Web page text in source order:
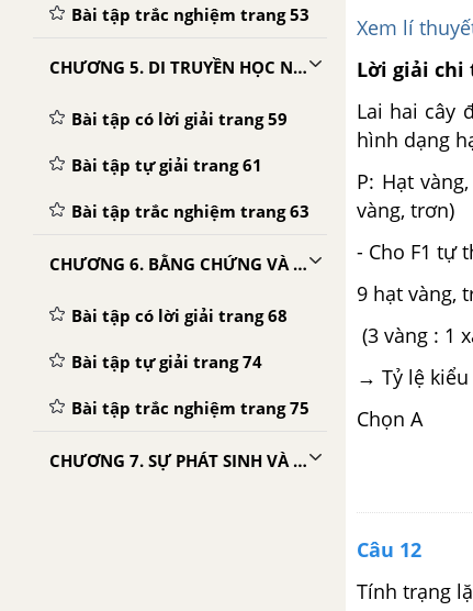
Bài tập trắc nghiệm trang 53
CHƯƠNG 5. DI TRUYỀN HỌC NGƯỜI
Bài tập có lời giải trang 59
Bài tập tự giải trang 61
Bài tập trắc nghiệm trang 63
CHƯƠNG 6. BẰNG CHỨNG VÀ CƠ CHẾ TIẾN HÓA
Bài tập có lời giải trang 68
Bài tập tự giải trang 74
Bài tập trắc nghiệm trang 75
CHƯƠNG 7. SỰ PHÁT SINH VÀ PHÁT TRIỂN CỦA SỰ SỐNG TRÊN TRÁI ĐẤT
Xem lí
Lời giải chi
Lai hai cây
hình dạng
P: Hạt
vàng, trơn)
- Cho F1 tự
9 hạt vàng,
(3 vàng : 1
→ Tỷ lệ
Chọn A
Câu 12
Tính trạng